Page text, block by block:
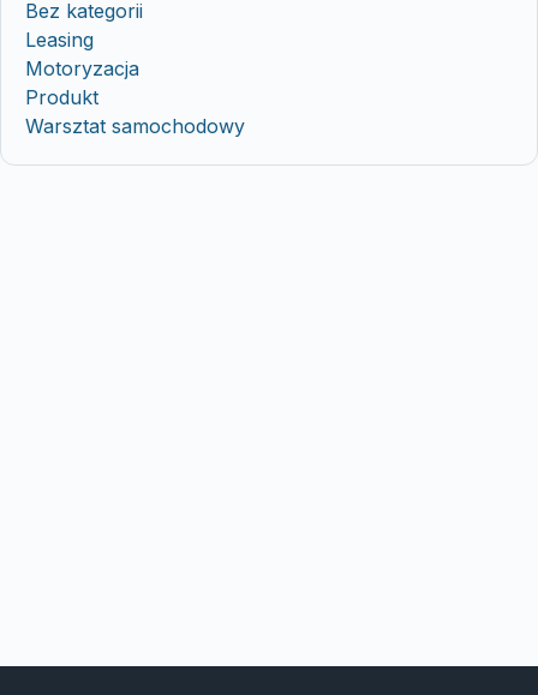
Bez kategorii
Leasing
Motoryzacja
Produkt
Warsztat samochodowy